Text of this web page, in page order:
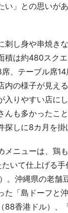
い」との思いが
し身や串焼き
積は約480スク
、テーブル席
内の様子が見え
入りやすい店に
んも多かったこ
しに8カ月を掛
ニューは、鶏
いて仕上げる手
。沖縄県の老舗
た「島ドーフと
88香港ドル）、